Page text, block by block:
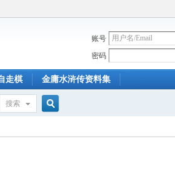
账号
密码
走棋 金庸水浒传资料集
搜索